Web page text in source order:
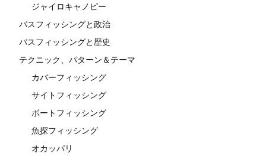
ジャイロキャノピー
バスフィッシングと政治
バスフィッシングと歴史
テクニック、パターン＆テーマ
カバーフィッシング
サイトフィッシング
ボートフィッシング
魚探フィッシング
オカッパリ